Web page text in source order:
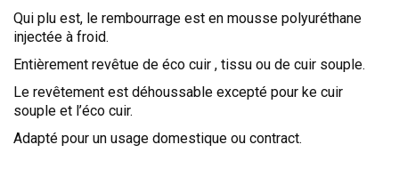
CHAMBRES COMPLÈTES
Qui plu est, le rembourrage est en mousse polyuréthane
injectée à froid.
Entièrement revêtue de éco cuir , tissu ou de cuir souple.
Le revêtement est déhoussable excepté pour ke cuir
souple et l’éco cuir.
Adapté pour un usage domestique ou contract.